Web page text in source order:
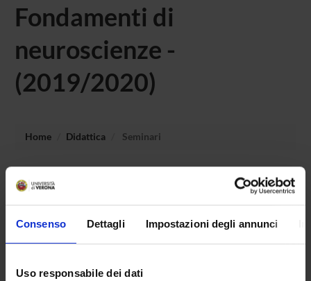
Consenso Dettagli Impostazioni degli annunci
Uso responsabile dei dati
Fondamenti di
neuroscienze -
(2019/2020)
Home Didattica Seminari
Non è stato trovato alcun seminario relativo
all'insegnamento Fondamenti di neuroscienze.